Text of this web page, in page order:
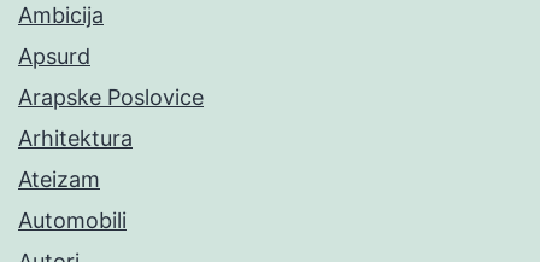
Ambicija
Apsurd
Arapske Poslovice
Arhitektura
Ateizam
Automobili